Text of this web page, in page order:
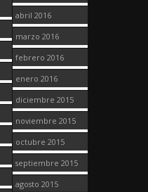
abril 2016
marzo 2016
febrero 2016
enero 2016
diciembre 2015
noviembre 2015
octubre 2015
septiembre 2015
agosto 2015